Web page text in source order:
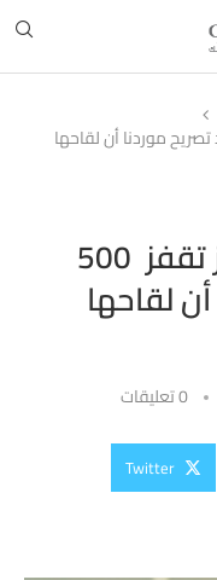
جونز تقفز 500 نقطة بعد تصريح موردنا أن لقاحها
العقود الآجلة للداو جونز تقفز 500
لقاحها
0 تعليقات
Twitter